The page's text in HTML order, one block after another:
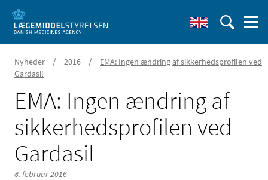
Nyheder / 2016 /
EMA: Ingen ændring af sikkerhedsprofilen ved
Gardasil
EMA: Ingen ændring af
sikkerhedsprofilen ved
Gardasil
8. februar 2016